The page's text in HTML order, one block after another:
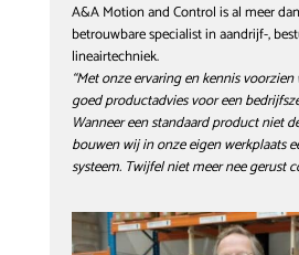
A&A Motion and Controlis al meer
betrouwbare specialist in aandrijf-,
lineairtechniek.
“Met onze ervaring en kennis
goed productadvies voor een
Wanneer een standaard product niet
bouwen wij in onze eigen werkplaats
systeem. Twijfel niet meer nee gerust